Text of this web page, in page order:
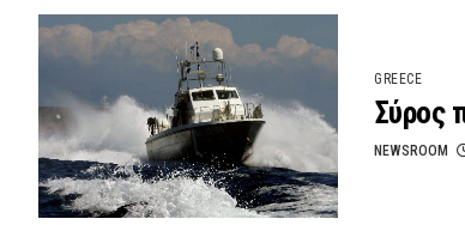
GREECE
Σύρος
NEWSROOM